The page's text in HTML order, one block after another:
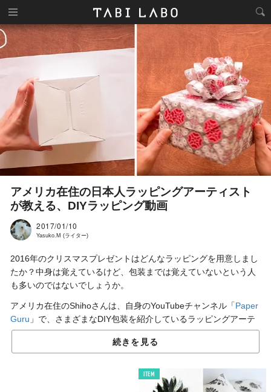
アメリカ在住の日本人ラッピングアーティスト
が教える、DIYラッピング動画
2017/01/10
Yasuko.M (ライター)
2016年のクリスマスプレゼントはどんなラッピングを用意しまし
たか？中身は覚えているけど、包装までは覚えていないという人
も多いのではないでしょうか。
アメリカ在住のShihoさんは、自身のYouTubeチャンネル「Paper
Guru 」で、さまざまなDIY包装を紹介しているラッピングアーテ
ィスト。昨年末には、クリスマスに 向けて「12 Days Holiday
Gift Wrapping Challenge」と銘打ってアップしていました。
12日分とバリエーションが豊富なので、メモしておけば絶対に今
続きを見る
ITEM